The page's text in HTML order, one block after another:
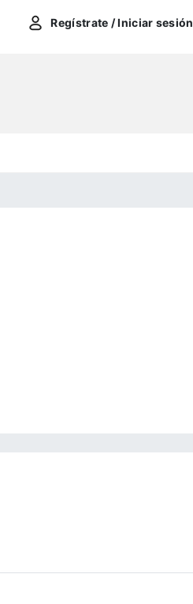
Regístrate / Iniciar sesión